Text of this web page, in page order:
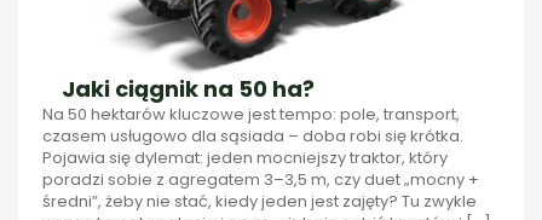
Jaki ciągnik na 50 ha?
Na 50 hektarów kluczowe jest tempo: pole, transport,
czasem usługowo dla sąsiada – doba robi się krótka.
Pojawia się dylemat: jeden mocniejszy traktor, który
poradzi sobie z agregatem 3–3,5 m, czy duet „mocny +
średni”, żeby nie stać, kiedy jeden jest zajęty? Tu zwykle